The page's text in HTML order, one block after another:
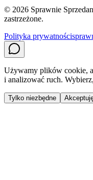
© 2026 Sprawnie
zastrzeżone.
Polityka prywatności
Używamy plików cookie,
i analizować ruch.
Tylko niezbędne